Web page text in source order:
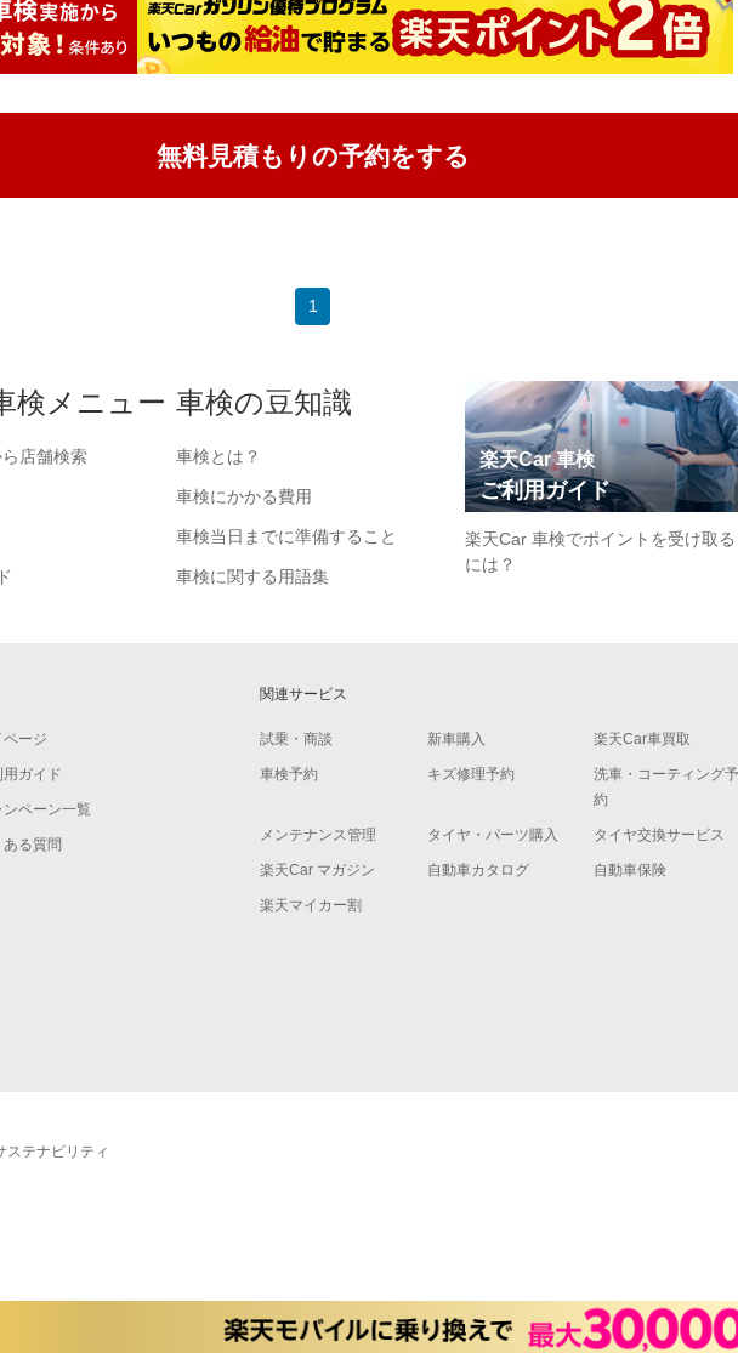
無料見積もりの予約をする
1
検メニュー
ら店舗検索
車検の豆知識
車検とは？
車検にかかる費用
車検当日までに準備すること
車検に関する用語集
楽天Car 車検
ご利用ガイド
楽天Car 車検でポイントを受け取る
には？
ページ
用ガイド
ンペーン一覧
ある質問
関連サービス
試乗・商談 新車購入 楽天Car車買取
車検予約 キズ修理予約
洗車・コーティング
約
メンテナンス管理 タイヤ・パーツ購入 タイヤ交換サービス
楽天Car マガジン 自動車カタログ 自動車保険
楽天マイカー割
ステナビリティ